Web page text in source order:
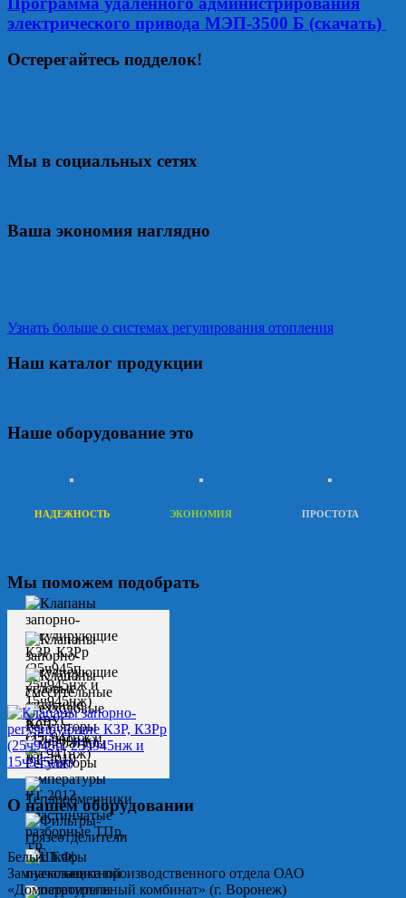
электрического привода МЭП-3500 Б (скачать)
Остерегайтесь подделок!
Мы в социальных сетях
Ваша экономия наглядно
Узнать больше о системах регулирования отопления
Наш каталог продукции
Наше оборудование это
НАДЕЖНОСТЬ ЭКОНОМИЯ ПРОСТОТА
Мы поможем подобрать
О нашем оборудовании
Белых Т.Ф.
Замначальника производственного отдела ОАО
«Домостроительный комбинат» (г. Воронеж)